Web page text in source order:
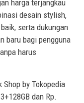
harga terjangkau
desain stylish,
serta dukungan
baru bagi pengguna
harus
by Tokopedia
dan Rp.